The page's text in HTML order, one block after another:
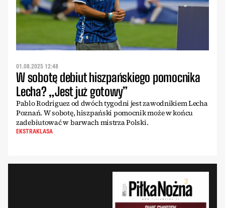
01.08.2025 12:48
W sobotę debiut hiszpańskiego pomocnika
Lecha? „Jest już gotowy”
Pablo Rodriguez od dwóch tygodni jest zawodnikiem Lecha
Poznań. W sobotę, hiszpański pomocnik może w końcu
zadebiutować w barwach mistrza Polski.
EKSTRAKLASA